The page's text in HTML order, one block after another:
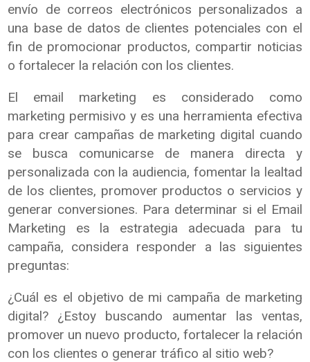
envío de correos electrónicos personalizados a
una base de datos de clientes potenciales con el
fin de promocionar productos, compartir noticias
o fortalecer la relación con los clientes.
El email marketing es considerado como
marketing permisivo y es una herramienta efectiva
para crear campañas de marketing digital cuando
se busca comunicarse de manera directa y
personalizada con la audiencia, fomentar la lealtad
de los clientes, promover productos o servicios y
generar conversiones. Para determinar si el Email
Marketing es la estrategia adecuada para tu
campaña, considera responder a las siguientes
preguntas:
¿Cuál es el objetivo de mi campaña de marketing
digital? ¿Estoy buscando aumentar las ventas,
promover un nuevo producto, fortalecer la relación
con los clientes o generar tráfico al sitio web?